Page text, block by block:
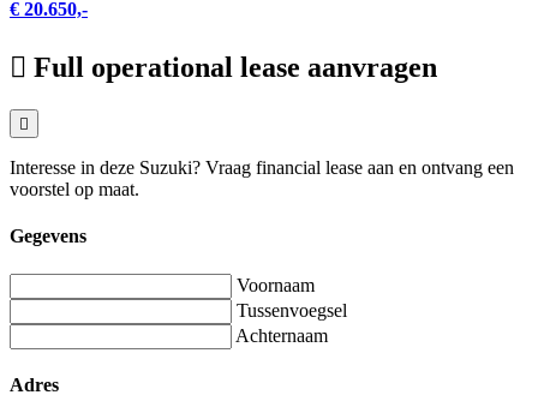
€ 20.650,-
Full operational lease aanvragen
Interesse in deze Suzuki? Vraag financial lease aan en ontvang een
voorstel op maat.
Gegevens
Voornaam
Tussenvoegsel
Achternaam
Adres